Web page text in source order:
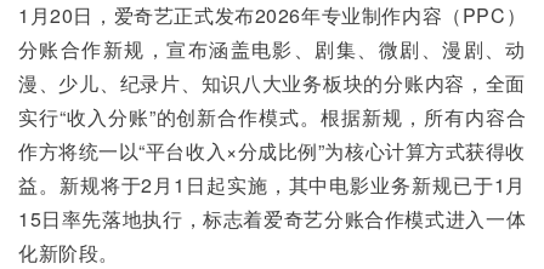
1月20日，爱奇艺正式发布2026年专业制作内容（PPC）
分账合作新规，宣布涵盖电影、剧集、微剧、漫剧、动
漫、少儿、纪录片、知识八大业务板块的分账内容，全面
实行“收入分账”的创新合作模式。根据新规，所有内容合
作方将统一以“平台收入×分成比例”为核心计算方式获得收
益。新规将于2月1日起实施，其中电影业务新规已于1月
15日率先落地执行，标志着爱奇艺分账合作模式进入一体
化新阶段。